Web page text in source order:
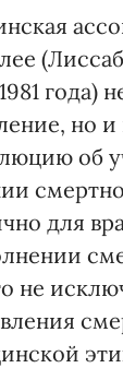
года)
но
об
для
не